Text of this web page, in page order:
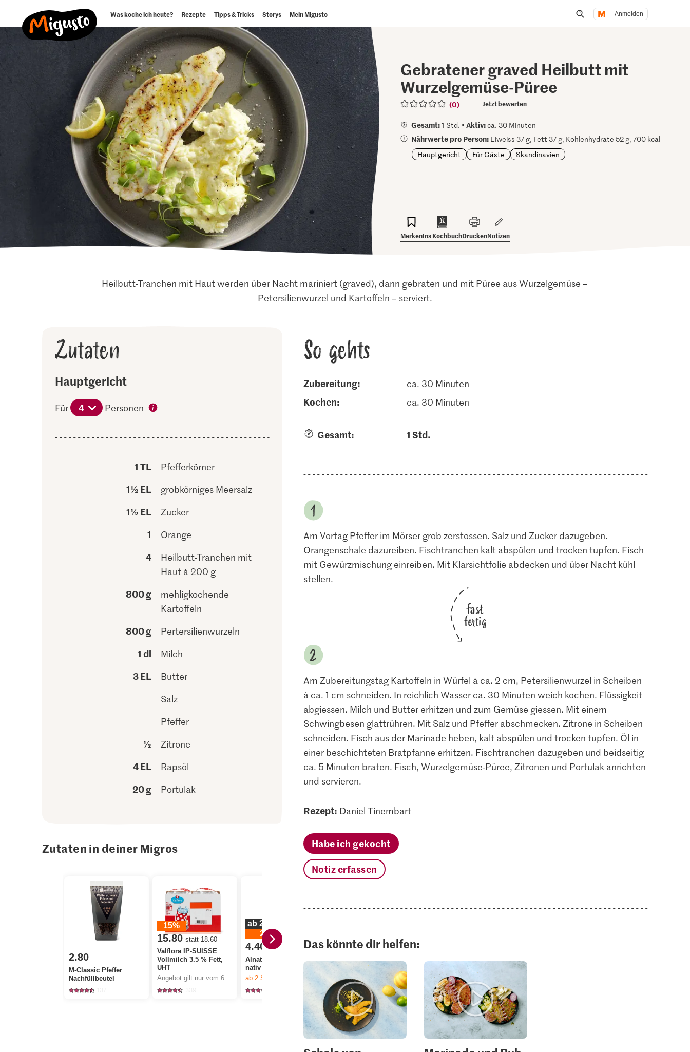
Was koche ich heute? Rezepte Tipps & Tricks Storys Mein Migusto Anmelden
Gebratener graved Heilbutt mit
Wurzelgemüse-Püree
(0) Jetzt bewerten
Gesamt:1 Std. •Aktiv:ca. 30 Minuten
Nährwerte pro Person: Eiweiss 37 g, Fett 37 g, Kohlenhydrate 52 g, 700 kcal
Hauptgericht
Für Gäste Skandinavien
MerkenIns KochbuchDruckenNotizen
Heilbutt-Tranchen mit Haut werden über Nacht mariniert (graved), dann gebraten und mit Püree aus Wurzelgemüse –
Petersilienwurzel und Kartoffeln – serviert.
Zutaten
Hauptgericht
Für 4 Personen
1 TL Pfefferkörner
1½ EL grobkörniges Meersalz
1½ EL Zucker
1 Orange
4
Heilbutt-Tranchen mit
Haut à 200 g
800 g
mehligkochende
Kartoffeln
800 g Pertersilienwurzeln
1 dl Milch
3 EL
Butter
Salz
Pfeffer
½ Zitrone
4 EL Rapsöl
20 g Portulak
Zutaten in deiner Migros
2.80
M-Classic Pfeffer
Nachfüllbeutel
15%
15.80 statt 18.60
Valflora IP-SUISSE
Vollmilch 3.5 % Fett,
UHT
Angebot gilt nur vom 6.8. bis 12.8.2026, solange Vorrat.
ab 2 Stück
20%
4.40 statt 5.50
Alnatura Bio Rapsöl
nativ
ab 2Stück, Angebot gilt nur vom 6.8. bis 12.8.2026, solange Vorrat.
Migros Kartoffeln
mehligkochend
1151
Aktueller Tagespreis
Bio Peterliwurzel
49
M-Classic IP-SUISSE
Cristal Feinkristall-
So gehts
Zubereitung: ca. 30 Minuten
kochen: ca. 30 Minuten
Gesamt: 1 Std.
Am Vortag Pfeffer im Mörser grob zerstossen. Salz und Zucker dazugeben.
Orangenschale dazureiben. Fischtranchen kalt abspülen und trocken tupfen. Fisch
mit Gewürzmischung einreiben. Mit Klarsichtfolie abdecken und über Nacht kühl
stellen.
fast
fertig
Am Zubereitungstag Kartoffeln in Würfel à ca. 2 cm, Petersilienwurzel in Scheiben
à ca. 1 cm schneiden. In reichlich Wasser ca. 30 Minuten weich kochen. Flüssigkeit
abgiessen. Milch und Butter erhitzen und zum Gemüse giessen. Mit einem
Schwingbesen glattrühren. Mit Salz und Pfeffer abschmecken. Zitrone in Scheiben
schneiden. Fisch aus der Marinade heben, kalt abspülen und trocken tupfen. Öl in
einer beschichteten Bratpfanne erhitzen. Fischtranchen dazugeben und beidseitig
ca. 5 Minuten braten. Fisch, Wurzelgemüse-Püree, Zitronen und Portulak anrichten
und servieren.
Rezept: Daniel Tinembart
Habe ich gekocht
Notiz erfassen
Das könnte dir helfen: